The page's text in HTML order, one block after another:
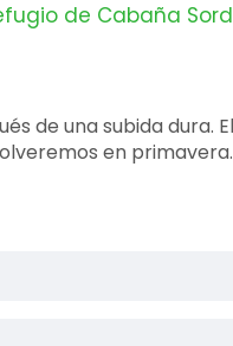
de Cabaña
de una subida dura.
en primavera.